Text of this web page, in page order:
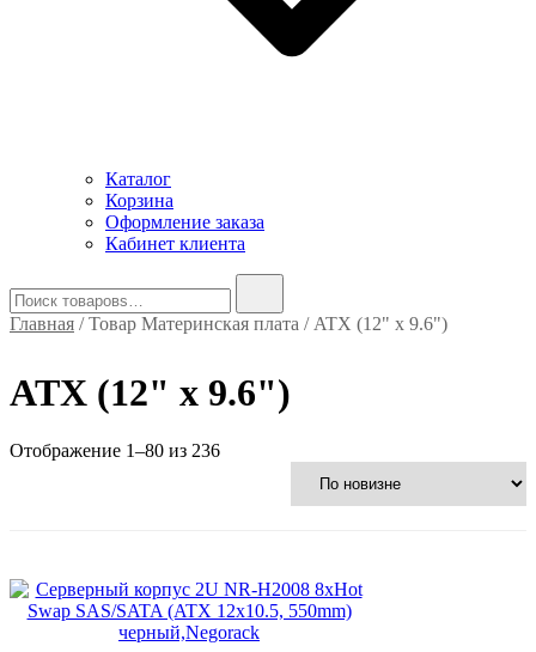
Каталог
Корзина
Оформление заказа
Кабинет клиента
Главная / Товар Материнская плата / ATX (12" x 9.6")
ATX (12" x 9.6")
Отображение 1–80 из 236Сортировка: